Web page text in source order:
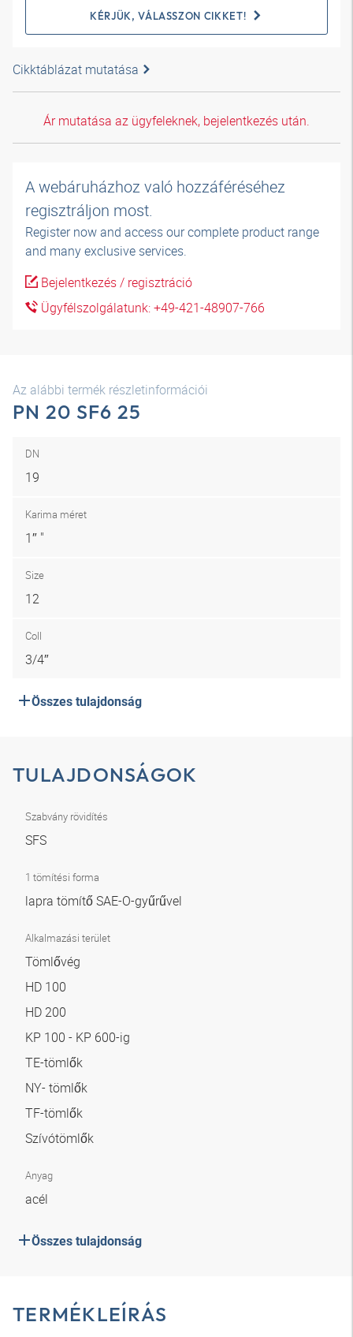
KÉRJÜK, VÁLASSZON CIKKET!
Cikktáblázat mutatása
Ár mutatása az ügyfeleknek, bejelentkezés után.
A webáruházhoz való hozzáféréséhez
regisztráljon most.
Register now and access our complete product range
and many exclusive services.
Bejelentkezés / regisztráció
Ügyfélszolgálatunk: +49-421-48907-766
Az alábbi termék részletinformációi
PN 20 SF6 25
DN
19
Karima méret
1″ "
Size
12
Coll
3/4″
Összes tulajdonság
TULAJDONSÁGOK
Szabvány rövidítés
SFS
1 tömítési forma
lapra tömítő SAE-O-gyűrűvel
Alkalmazási terület
Tömlővég
HD 100
HD 200
KP 100 - KP 600-ig
TE-tömlők
NY- tömlők
TF-tömlők
Szívótömlők
Anyag
acél
Összes tulajdonság
TERMÉKLEÍRÁS